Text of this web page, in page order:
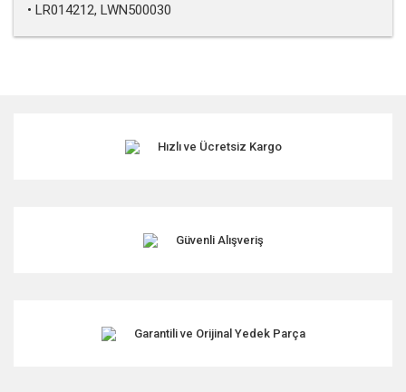
• LR014212, LWN500030
Ürün resmi kalitesiz, bozuk veya görüntülenemiyor.
Ürün fiyatı diğer sitelerden daha pahalı.
Hızlı ve Ücretsiz Kargo
Güvenli Alışveriş
Garantili ve Orijinal Yedek Parça